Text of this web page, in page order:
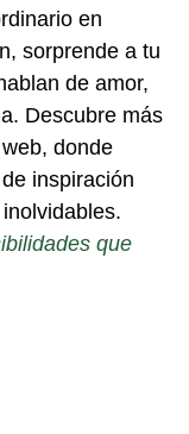
en
sorprende a tu
de amor,
Descubre más
donde
inspiración
que